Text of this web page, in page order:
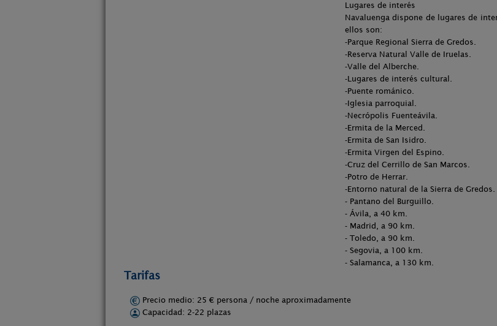
Lugares de interés
Navaluenga dispone de lugares de
ellos son:
-Parque Regional Sierra de Gredos.
-Reserva Natural Valle de Iruelas.
-Valle del Alberche.
-Lugares de interés cultural.
-Puente románico.
-Iglesia parroquial.
-Necrópolis Fuenteávila.
-Ermita de la Merced.
-Ermita de San Isidro.
-Ermita Virgen del Espino.
-Cruz del Cerrillo de San Marcos.
-Potro de Herrar.
-Entorno natural de la Sierra de Gredos.
- Pantano del Burguillo.
- Ávila, a 40 km.
- Madrid, a 90 km.
- Toledo, a 90 km.
- Segovia, a 100 km.
- Salamanca, a 130 km.
Tarifas
Precio medio: 25 € persona / noche aproximadamente
Capacidad: 2-22 plazas